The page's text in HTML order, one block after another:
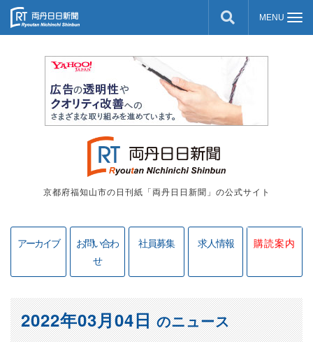
京都府福知山市の日刊紙「両丹日日新聞」の公式サイト
アーカイブ
お問い合わ
せ
社員募集 求人情報 購読案内
2022年03月04日のニュース